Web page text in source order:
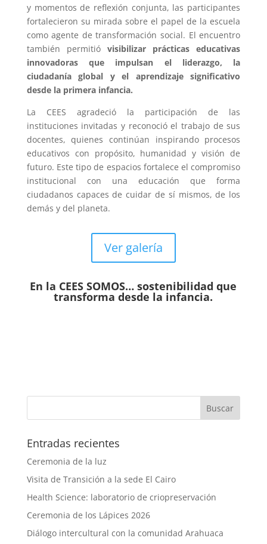
y momentos de reflexión conjunta, las participantes
fortalecieron su mirada sobre el papel de la escuela
como agente de transformación social. El encuentro
también permitió visibilizar prácticas educativas
innovadoras que impulsan el liderazgo, la
ciudadanía global y el aprendizaje significativo
desde la primera infancia.
La CEES agradeció la participación de las
instituciones invitadas y reconoció el trabajo de sus
docentes, quienes continúan inspirando procesos
educativos con propósito, humanidad y visión de
futuro. Este tipo de espacios fortalece el compromiso
institucional con una educación que forma
ciudadanos capaces de cuidar de sí mismos, de los
demás y del planeta.
Ver galería
En la CEES SOMOS… sostenibilidad que
transforma desde la infancia.
Entradas recientes
Ceremonia de la luz
Visita de Transición a la sede El Cairo
Health Science: laboratorio de criopreservación
Ceremonia de los Lápices 2026
Diálogo intercultural con la comunidad Arahuaca